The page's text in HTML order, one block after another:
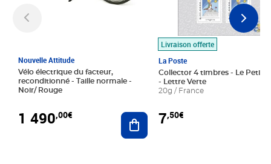
Nouvelle Attitude
Vélo électrique du facteur,
reconditionné - Taille normale -
Noir/ Rouge
1 490,00€ Ajouter au panier
Livraison offerte
La Poste
Collector 4 timbres - Le Petit
- Lettre Verte
20g / France
7,50€